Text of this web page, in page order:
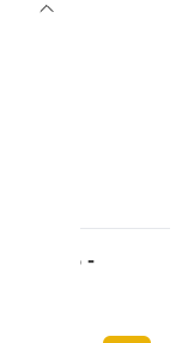
15 -